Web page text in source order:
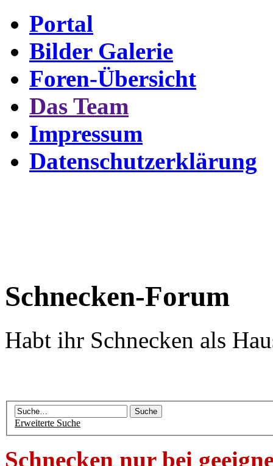
Portal
Bilder Galerie
Foren-Übersicht
Das Team
Impressum
Datenschutzerklärung
Schnecken-Forum
Habt ihr Schnecken als
Erweiterte Suche
Schnecken nur bei